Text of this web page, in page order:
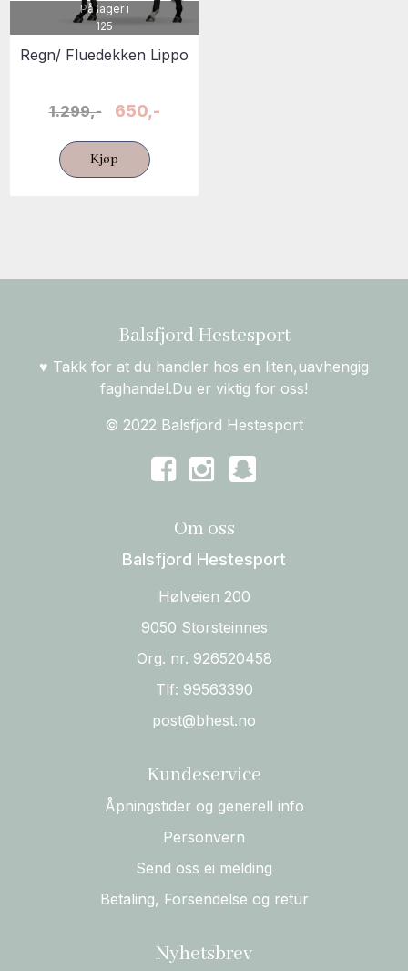
På lager i
125
Regn/ Fluedekken Lippo
1.299,- 650,-
Kjøp
Balsfjord Hestesport
♥ Takk for at du handler hos en liten,uavhengig
faghandel.Du er viktig for oss!
© 2022 Balsfjord Hestesport
Om oss
Balsfjord Hestesport
Hølveien 200
9050 Storsteinnes
Org. nr. 926520458
Tlf: 99563390
post@bhest.no
Kundeservice
Åpningstider og generell info
Personvern
Send oss ei melding
Betaling, Forsendelse og retur
Nyhetsbrev